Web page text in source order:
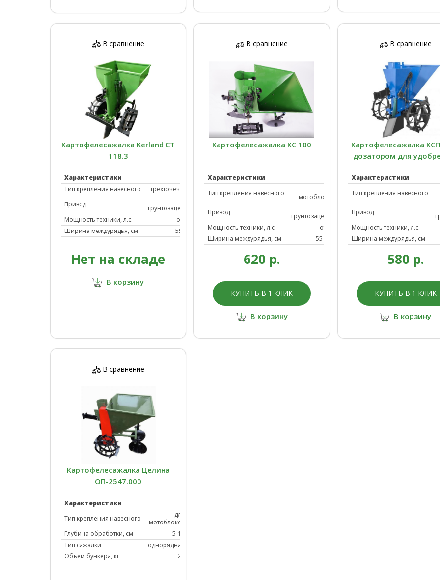
В сравнение
Картофелесажалка Kerland СТ
118.3
Характеристики
Тип крепления навесного
трехточечное
Привод
грунтозацепов
Мощность техники, л.с.
от 15
Ширина междурядья, см
55-65
Нет на складе
В корзину
В сравнение
Картофелесажалка КС 100
Характеристики
Тип крепления навесного
мотоблоков
Привод
грунтозацепов
Мощность техники, л.с.
от 13
Ширина междурядья, см
55 - 65
620 р.
КУПИТЬ В 1 КЛИК
В корзину
В сравнение
Картофелесажалка
дозатором для
Характеристики
Тип крепления навесного
Привод
Мощность техники, л.с.
Ширина междурядья, см
580 р.
КУПИТЬ В 1 КЛИК
В корзину
В сравнение
Картофелесажалка Целина
ОП-2547.000
Характеристики
Тип крепления навесного
для
мотоблоков
Глубина обработки, см
5-15
Тип сажалки
однорядная
Объем бункера, кг
20